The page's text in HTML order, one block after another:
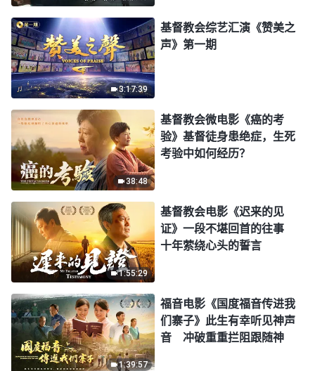
3:17:39
基督教会综艺汇演《赞美之
声》第一期
38:48
基督教会微电影《癌的考
验》基督徒身患绝症，生死
考验中如何经历？
1:55:29
基督教会电影《迟来的见
证》一段不堪回首的往事
十年萦绕心头的誓言
1:39:57
福音电影《国度福音传进我
们寨子》此生有幸听见神声
音 冲破重重拦阻跟随神